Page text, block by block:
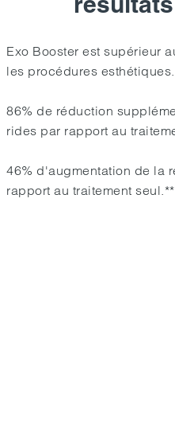
Exo Booster est supérieur
les procédures
86% de réduction
rides par rapport au
46% d'augmentation de la
rapport au traitement seul.**